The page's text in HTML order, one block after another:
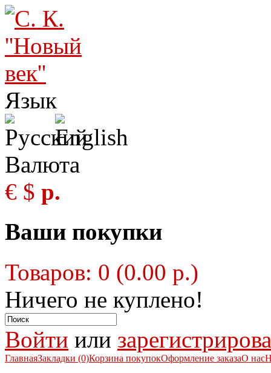
Язык
Валюта
€ $ р.
Ваши покупки
Товаров: 0 (0.00 р.)
Ничего не куплено!
Войти или
ГлавнаяЗакладки (0)Корзина покупокОформление заказаО нас